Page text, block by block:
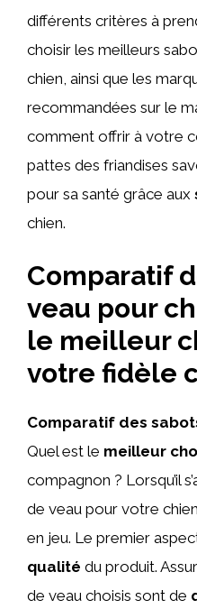
différents critères à
choisir les meilleurs
chien, ainsi que les
recommandées sur le
comment offrir à votre
pattes des friandises
pour sa santé grâce aux
chien.
Comparatif
veau pour
le meilleur
votre fidèle
Comparatif des
Quel est le meilleur
compagnon ? Lorsqu’il
de veau pour votre
en jeu. Le premier
qualité du produit.
de veau choisis sont de